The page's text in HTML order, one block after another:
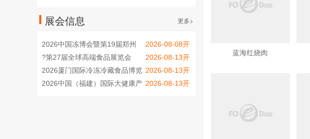
蓝海红烧肉
展会信息 更多>
2026-08-08开
2026中国冻博会暨第19届郑州
冷冻冷藏食品博览会（聚焦速冻
面点、烤肠、火锅烧烤食材）
2026-08-13开
?第27届全球高端食品展览会
（秋季全食展）
2026-08-13开
2026厦门国际冷冻冷藏食品博览
2026-08-13开
2026中国（福建）国际大健康产